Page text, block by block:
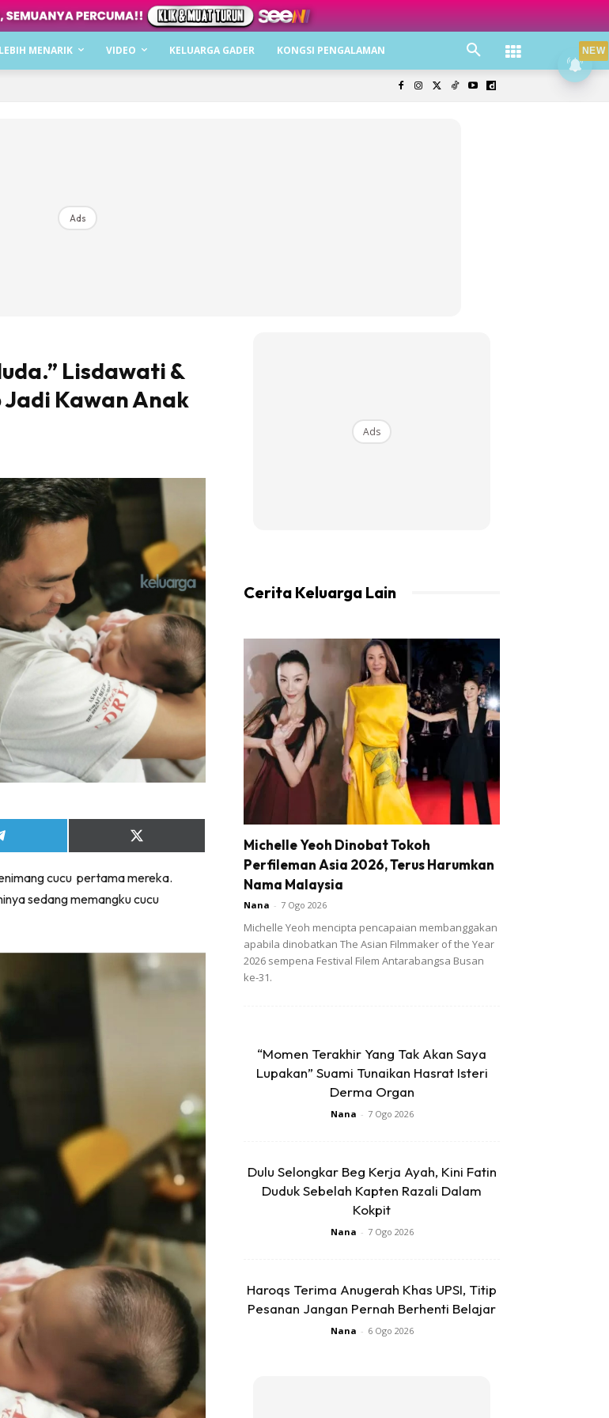
LEBIH MENARIK VIDEO KELUARGA GADER KONGSI PENGALAMAN
Ads
Lisdawati &
Jadi Kawan Anak
Share
on
(Twitter)
cucu pertama mereka.
sedang memangku cucu
Ads
Cerita Keluarga Lain
Michelle Yeoh Dinobat Tokoh
Perfileman Asia 2026, Terus Harumkan
Nama Malaysia
Nana - 7 Ogo 2026
Michelle Yeoh mencipta pencapaian membanggakan
apabila dinobatkan The Asian Filmmaker of the Year
2026 sempena Festival Filem Antarabangsa Busan
ke-31.
“Momen Terakhir Yang Tak Akan Saya
Lupakan” Suami Tunaikan Hasrat Isteri
Derma Organ
Nana - 7 Ogo 2026
Dulu Selongkar Beg Kerja Ayah, Kini Fatin
Duduk Sebelah Kapten Razali Dalam
Kokpit
Nana - 7 Ogo 2026
Haroqs Terima Anugerah Khas UPSI, Titip
Pesanan Jangan Pernah Berhenti Belajar
Nana - 6 Ogo 2026
NEW